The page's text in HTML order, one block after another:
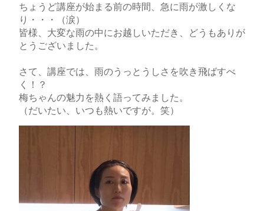
ちょうど講座が始まる前の時間、急に雨が激しくな
り・・・（涙）
皆様、大変な雨の中にお越しいただき、どうもありが
とうございました。
さて、講座では、雨のうっとうしさを吹き飛ばすべ
く！？
梅ちゃんの魅力を熱く語ってみました。
（だいたい、いつも熱いですが。笑）